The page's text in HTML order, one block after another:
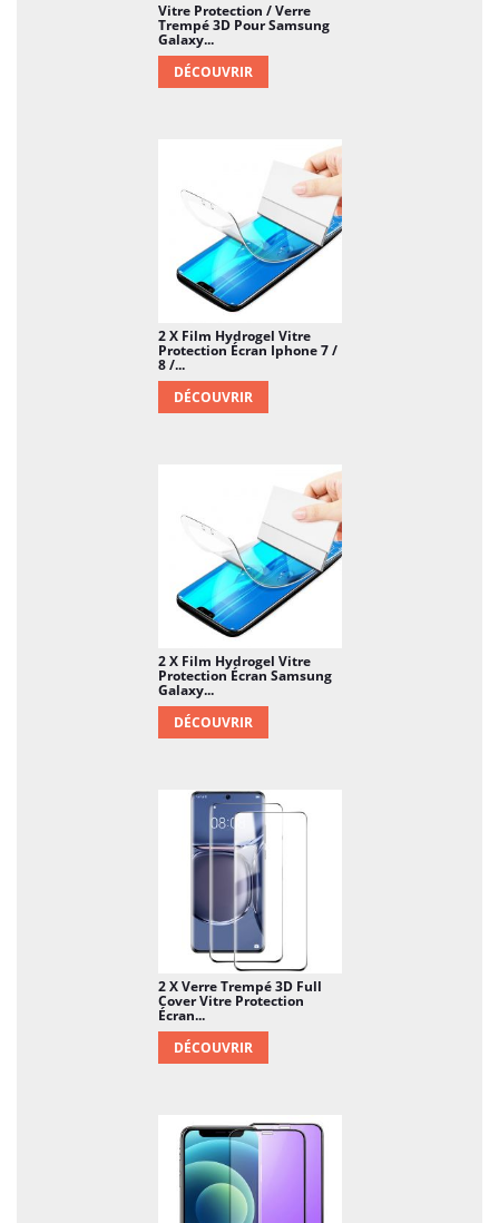
Vitre Protection / Verre
Trempé 3D Pour Samsung
Galaxy...
DÉCOUVRIR
2 X Film Hydrogel Vitre
Protection Écran Iphone 7 /
8 /...
DÉCOUVRIR
2 X Film Hydrogel Vitre
Protection Écran Samsung
Galaxy...
DÉCOUVRIR
2 X Verre Trempé 3D Full
Cover Vitre Protection
Écran...
DÉCOUVRIR